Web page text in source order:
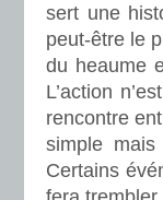
sert une
peut-être le
du heaume
L’action
rencontre
simple
Certains